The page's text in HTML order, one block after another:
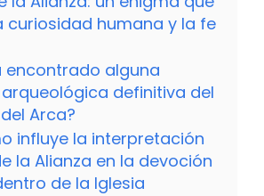
curiosidad humana y la fe
encontrado alguna
definitiva del
Arca?
influye la interpretación
la Alianza en la devoción
de la Iglesia